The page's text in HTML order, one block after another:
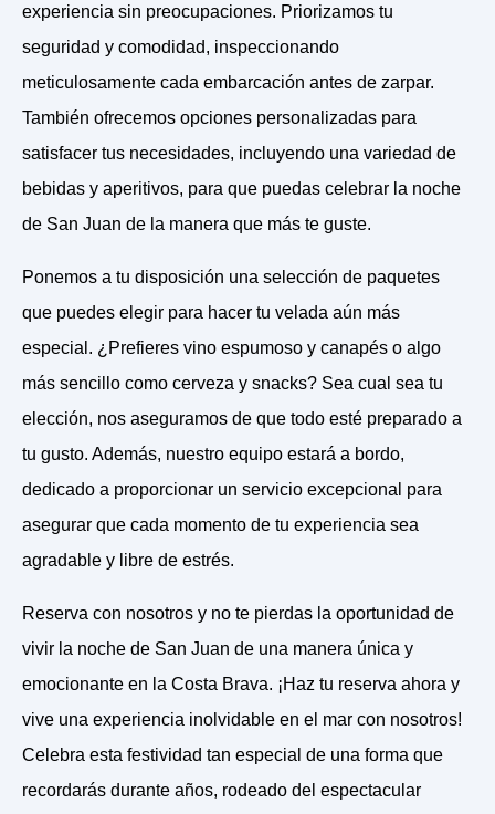
experiencia sin preocupaciones. Priorizamos tu
seguridad y comodidad, inspeccionando
meticulosamente cada embarcación antes de zarpar.
También ofrecemos opciones personalizadas para
satisfacer tus necesidades, incluyendo una variedad de
bebidas y aperitivos, para que puedas celebrar la noche
de San Juan de la manera que más te guste.
Ponemos a tu disposición una selección de paquetes
que puedes elegir para hacer tu velada aún más
especial. ¿Prefieres vino espumoso y canapés o algo
más sencillo como cerveza y snacks? Sea cual sea tu
elección, nos aseguramos de que todo esté preparado a
tu gusto. Además, nuestro equipo estará a bordo,
dedicado a proporcionar un servicio excepcional para
asegurar que cada momento de tu experiencia sea
agradable y libre de estrés.
Reserva con nosotros y no te pierdas la oportunidad de
vivir la noche de San Juan de una manera única y
emocionante en la Costa Brava. ¡Haz tu reserva ahora y
vive una experiencia inolvidable en el mar con nosotros!
Celebra esta festividad tan especial de una forma que
recordarás durante años, rodeado del espectacular